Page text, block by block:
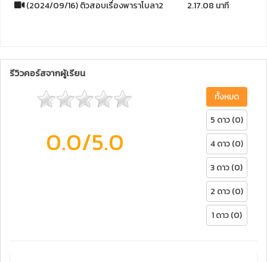
(2024/09/16) ติวสอบเรื่องพาราโบลา2
2.17.08 นาที
รีวิวคอร์สจากผู้เรียน
0.0/5.0
ทั้งหมด
5 ดาว (0)
4 ดาว (0)
3 ดาว (0)
2 ดาว (0)
1 ดาว (0)